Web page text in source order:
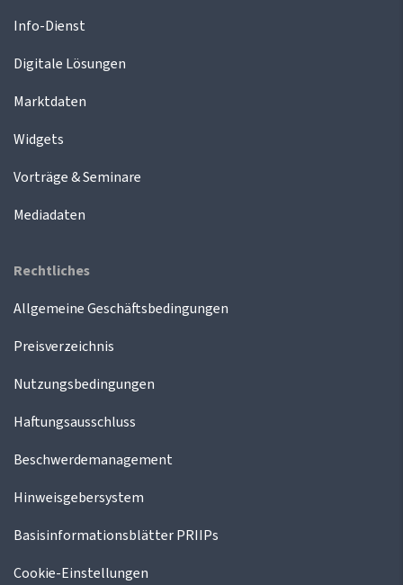
Info-Dienst
Digitale Lösungen
Marktdaten
Widgets
Vorträge & Seminare
Mediadaten
Rechtliches
Allgemeine Geschäftsbedingungen
Preisverzeichnis
Nutzungsbedingungen
Haftungsausschluss
Beschwerdemanagement
Hinweisgebersystem
Basisinformationsblätter PRIIPs
Cookie-Einstellungen